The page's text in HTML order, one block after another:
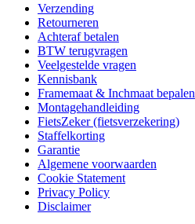
Verzending
Retourneren
Achteraf betalen
BTW terugvragen
Veelgestelde vragen
Kennisbank
Framemaat & Inchmaat bepalen
Montagehandleiding
FietsZeker (fietsverzekering)
Staffelkorting
Garantie
Algemene voorwaarden
Cookie Statement
Privacy Policy
Disclaimer